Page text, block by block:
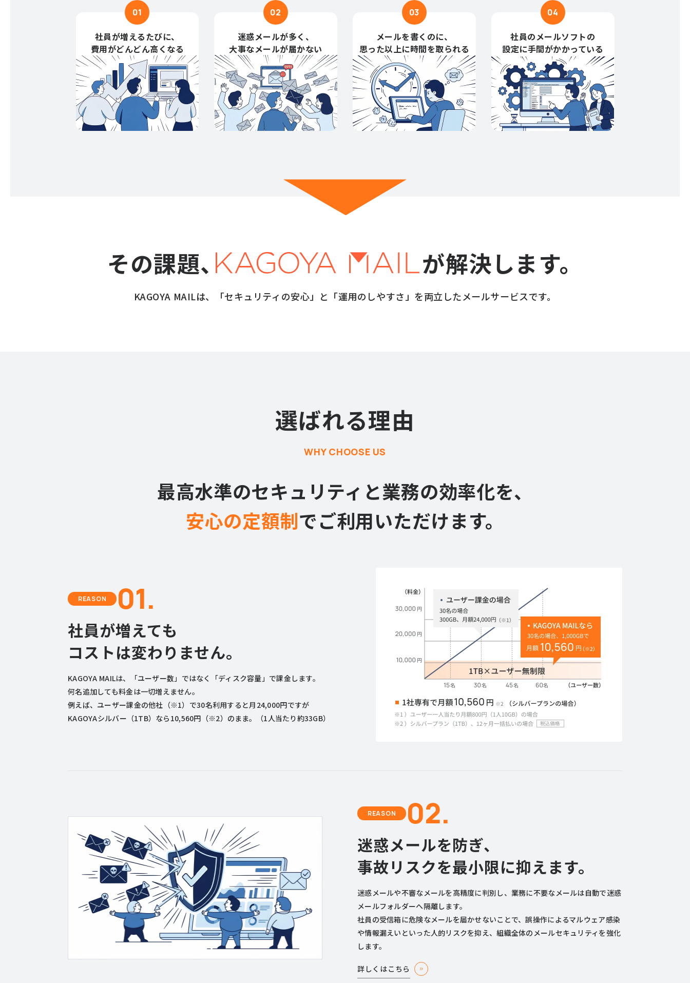
01
社員が増えるたびに、
費用がどんどん高くなる
02
迷惑メールが多く、
大事なメールが届かない
03
メールを書くのに、
思った以上に時間を取られる
04
社員のメールソフトの
設定に手間がかかっている
その課題、 が解決します。
KAGOYA MAILは、 「セキュリティの安心」と 「運用のしやすさ」を両立したメールサービスです。
選ばれる理由
WHY CHOOSE US
最高水準のセキュリティと業務の効率化を、
安心の定額制でご利用いただけます。
REASON 01.
社員が増えても
コストは変わりません。
KAGOYA MAILは、「ユーザー数」ではなく「ディスク容量」で課金します。
何名追加しても料金は一切増えません。
例えば、ユーザー課金の他社（※1）で30名利用すると月24,000円ですが
KAGOYAシルバー（1TB）なら10,560円（※2）のまま。（1人当たり約33GB）
REASON 02.
迷惑メールを防ぎ、
事故リスクを最小限に抑えます。
迷惑メールや不審なメールを高精度に判別し、業務に不要なメールは自動で迷惑
メールフォルダーへ隔離します。
社員の受信箱に危険なメールを届かせないことで、誤操作によるマルウェア感染
や情報漏えいといった人的リスクを抑え、組織全体のメールセキュリティを強化
します。
詳しくはこちら
ご契約前のお客様はこちら ご利用中のお客様はこちら